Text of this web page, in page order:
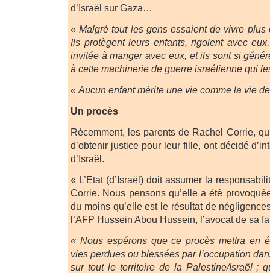
d’Israël sur Gaza…
« Malgré tout les gens essaient de vivre plus
Ils protègent leurs enfants, rigolent avec
invitée à manger avec eux, et ils sont si
à cette machinerie de guerre israélienne qui
« Aucun enfant mérite une vie comme la vie
Un procès
Récemment, les parents de Rachel Corrie,
d’obtenir justice pour leur fille, ont décidé
d’Israël.
« L’Etat (d’Israël) doit assumer la
Corrie. Nous pensons qu’elle a été
du moins qu’elle est le résultat de
l’AFP Hussein Abou Hussein, l’avocat de sa
« Nous espérons que ce procès mettra en
vies perdues ou blessées par l’occupation
sur tout le territoire de la Palestine/Israël ;